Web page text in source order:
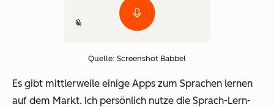
Quelle: Screenshot Babbel
Es gibt mittlerweile einige Apps zum Sprachen lernen
auf dem Markt. Ich persönlich nutze die Sprach-Lern-